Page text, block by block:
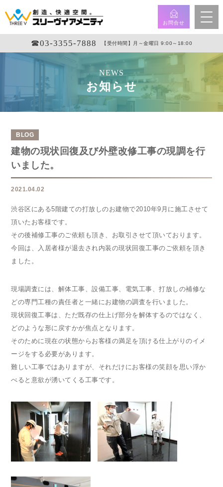
お問合せ
☎︎03-3355-7888 【受付時間】月～金曜日 9:00～18:00
NEWS
お知らせ
BLOG
建物の現状回復及び外壁改修工事の現調を行
いました。
2021.04.02
渋谷区にある5階建ての打放しのお建物で2010年9月に施工させて
頂いたお客様です。
その後補修工事のご依頼も頂き、お取引させて頂いております。
今回は、入居者様が退去され内装の現状回復工事のご依頼を頂き
ました。
現場調査には、解体工事、設備工事、電気工事、打放しの補修な
どの専門工種の責任者と一緒にお建物の調査を行いました。
現状回復工事は、ただ既存の仕上げ部分を解体するのではなく、
どのような形に戻すかが焦点となります。
そのために現在の状態からお客様の満足を頂ける仕上がりのイメ
ージをする必要があります。
難しい工事ではありますが、それだけにお客様の笑顔を思い浮か
べると意欲が湧いてくる工事です。